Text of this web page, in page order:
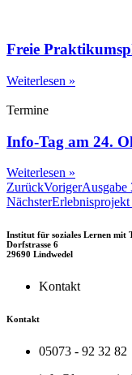
Freie
Weiterlesen »
Termine
Info-Tag am 24.
Weiterlesen »
ZurückVorigerAusgabe
Nächster
Institut für soziales Lernen mit
Dorfstrasse 6
29690 Lindwedel
Kontakt
Kontakt
05073 - 92 32 82